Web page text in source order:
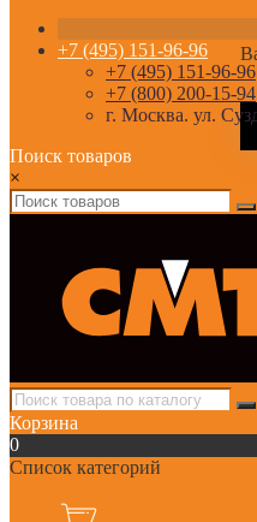
+7 (495) 151-96-96
+7 (495) 151-96-96
+7 (800) 200-15-94
г. Москва. ул.
Поиск товаров
×
Корзина
0
Список категорий